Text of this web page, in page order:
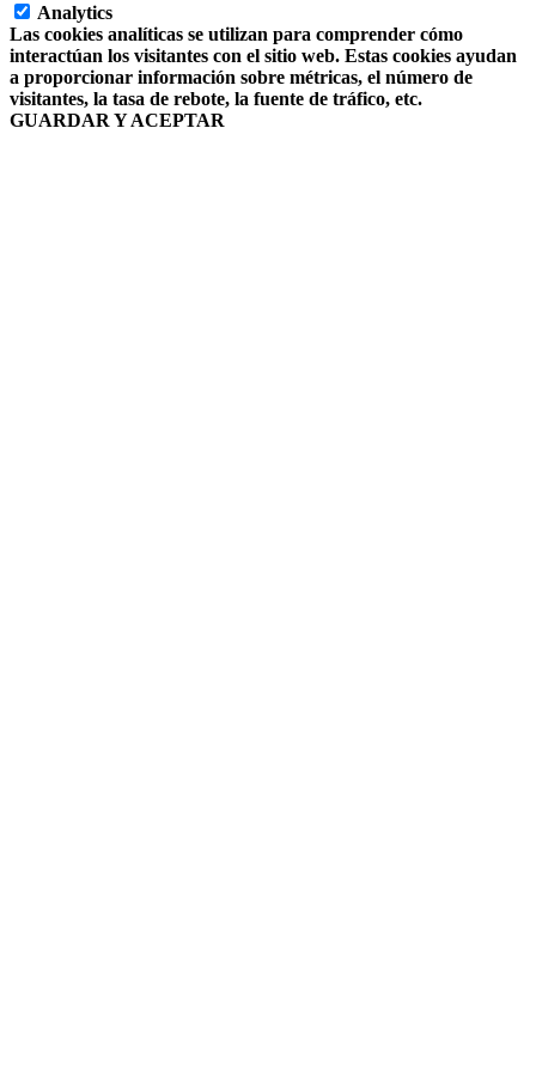
Analytics
Las cookies analíticas se utilizan para comprender cómo
interactúan los visitantes con el sitio web. Estas cookies ayudan
a proporcionar información sobre métricas, el número de
visitantes, la tasa de rebote, la fuente de tráfico, etc.
GUARDAR Y ACEPTAR